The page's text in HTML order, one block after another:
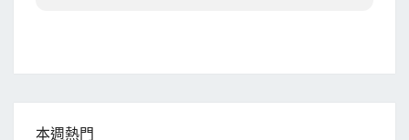
本週熱門